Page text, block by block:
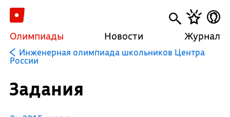
Олимпиады Новости Журнал
Инженерная олимпиада школьников Центра
России
Задания